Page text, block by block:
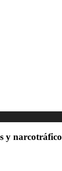
y narcotráfico